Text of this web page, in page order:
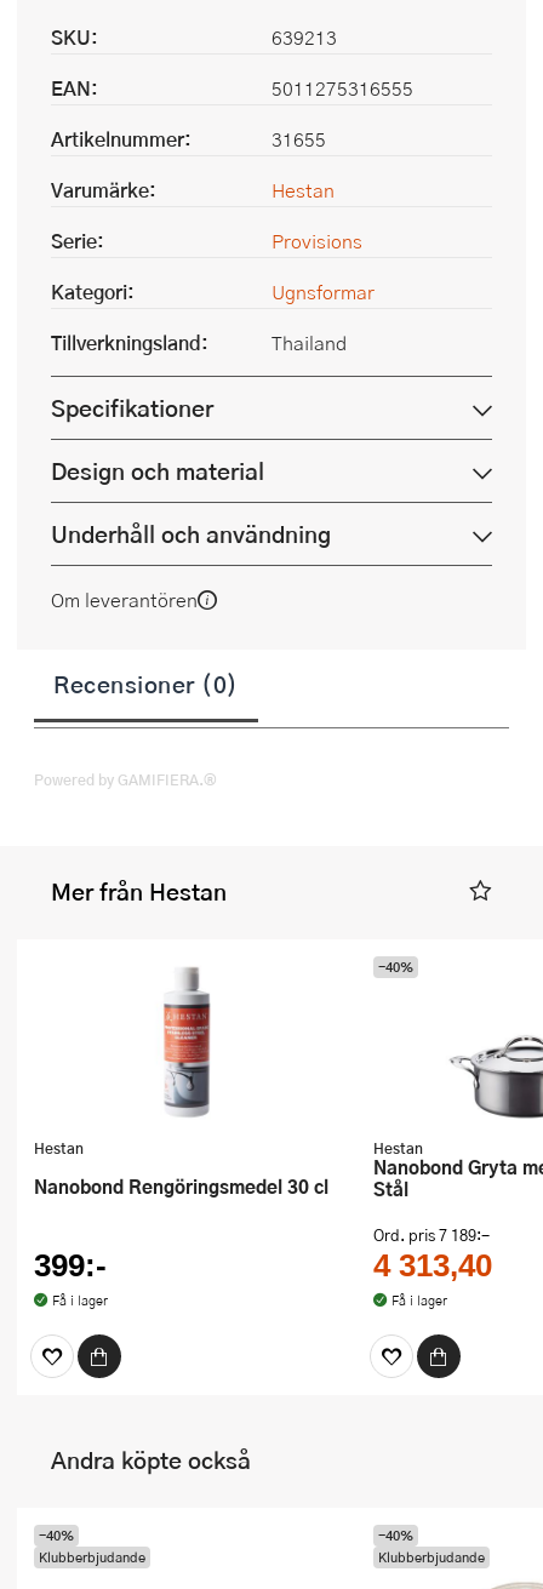
SKU:
639213
EAN:
5011275316555
Artikelnummer:
31655
Varumärke:
Hestan
Serie:
Provisions
Kategori:
Ugnsformar
Tillverkningsland:
Thailand
Specifikationer
Design och material
Underhåll och användning
Om leverantören
Recensioner (0)
Powered by GAMIFIERA.®
Mer från Hestan
Hestan
Nanobond Rengöringsmedel 30 cl
399:-
Få i lager
Hestan
Nanobond Gryta med lock 2,8 L
Stål
Ord. pris7 189:-
4 313,40
Få i lager
-40%
Andra köpte också
-40%
Klubberbjudande
-40%
Klubberbjudande